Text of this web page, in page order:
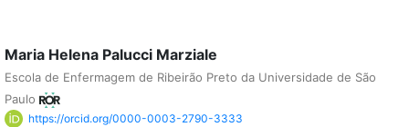
Maria Helena Palucci Marziale
Escola de Enfermagem de Ribeirão Preto da Universidade de São
Paulo
https://orcid.org/0000-0003-2790-3333